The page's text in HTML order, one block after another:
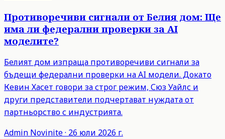
Противоречиви сигнали от Белия дом: Ще
има ли федерални проверки за AI
моделите?
Белият дом изпраща противоречиви сигнали за
бъдещи федерални проверки на AI модели. Докато
Кевин Хасет говори за строг режим, Сюз Уайлс и
други представители подчертават нуждата от
партньорство с индустрията.
Admin Novinite· 26 юли 2026 г.